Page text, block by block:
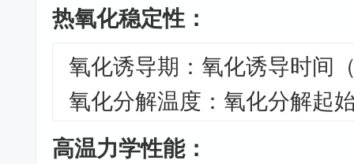
热氧化稳定性：
氧化诱导期：氧化诱导时间
氧化分解温度：氧化分解起
高温力学性能：